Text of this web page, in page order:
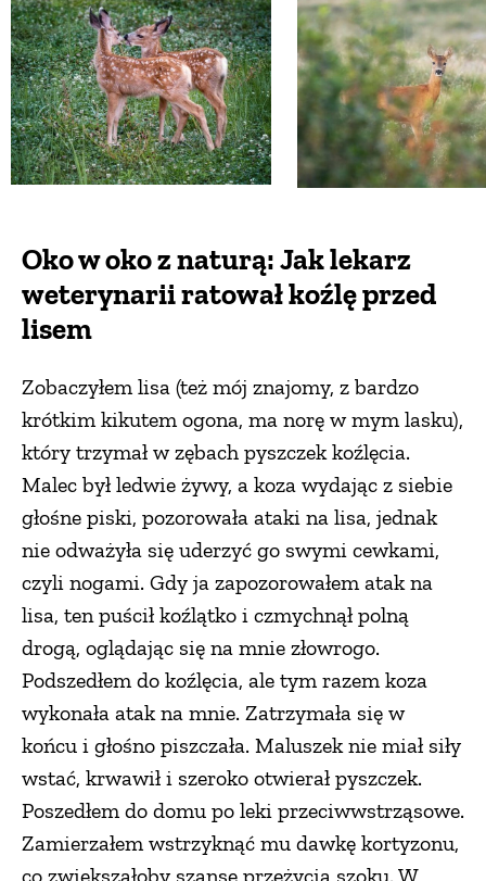
Oko w oko z naturą: Jak lekarz
weterynarii ratował koźlę przed
lisem
Zobaczyłem lisa (też mój znajomy, z bardzo
krótkim kikutem ogona, ma norę w mym lasku),
który trzymał w zębach pyszczek koźlęcia.
Malec był ledwie żywy, a koza wydając z siebie
głośne piski, pozorowała ataki na lisa, jednak
nie odważyła się uderzyć go swymi cewkami,
czyli nogami. Gdy ja zapozorowałem atak na
lisa, ten puścił koźlątko i czmychnął polną
drogą, oglądając się na mnie złowrogo.
Podszedłem do koźlęcia, ale tym razem koza
wykonała atak na mnie. Zatrzymała się w
końcu i głośno piszczała. Maluszek nie miał siły
wstać, krwawił i szeroko otwierał pyszczek.
Poszedłem do domu po leki przeciwwstrząsowe.
Zamierzałem wstrzyknąć mu dawkę kortyzonu,